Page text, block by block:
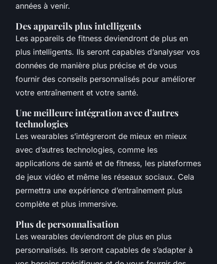
années à venir.
Des appareils plus intelligents
Les appareils de fitness deviendront de plus en
plus intelligents. Ils seront capables d’analyser vos
données de manière plus précise et de vous
fournir des conseils personnalisés pour améliorer
votre entraînement et votre santé.
Une meilleure intégration avec d’autres
technologies
Les wearables s’intégreront de mieux en mieux
avec d’autres technologies, comme les
applications de santé et de fitness, les plateformes
de jeux vidéo et même les réseaux sociaux. Cela
permettra une expérience d’entraînement plus
complète et plus immersive.
Plus de personnalisation
Les wearables deviendront de plus en plus
personnalisés. Ils seront capables de s’adapter à